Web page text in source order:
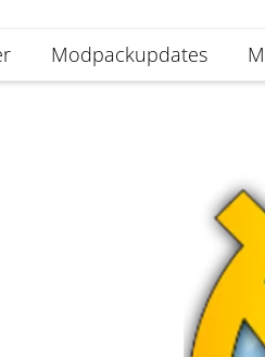
Modpackupdates